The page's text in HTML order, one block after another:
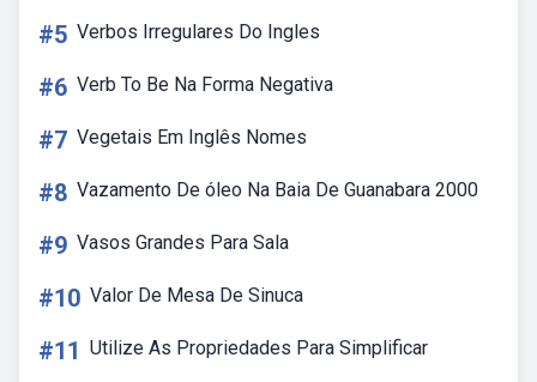
#5 Verbos Irregulares Do Ingles
#6 Verb To Be Na Forma Negativa
#7 Vegetais Em Inglês Nomes
#8 Vazamento De óleo Na Baia De Guanabara 2000
#9 Vasos Grandes Para Sala
#10 Valor De Mesa De Sinuca
#11 Utilize As Propriedades Para Simplificar